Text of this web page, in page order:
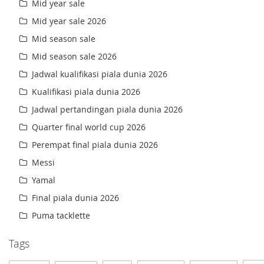
Mid year sale
Mid year sale 2026
Mid season sale
Mid season sale 2026
Jadwal kualifikasi piala dunia 2026
Kualifikasi piala dunia 2026
Jadwal pertandingan piala dunia 2026
Quarter final world cup 2026
Perempat final piala dunia 2026
Messi
Yamal
Final piala dunia 2026
Puma tacklette
Tags